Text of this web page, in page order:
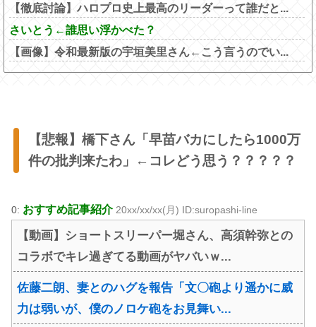
【徹底討論】ハロプロ史上最高のリーダーって誰だと...
さいとう←誰思い浮かべた？
【画像】令和最新版の宇垣美里さん←こう言うのでい...
【悲報】橋下さん「早苗バカにしたら1000万
件の批判来たわ」←コレどう思う？？？？？
0: おすすめ記事紹介20xx/xx/xx(月) ID:suropashi-line
【動画】ショートスリーパー堀さん、高須幹弥との
コラボでキレ過ぎてる動画がヤバいｗ...
佐藤二朗、妻とのハグを報告「文〇砲より遥かに威
力は弱いが、僕のノロケ砲をお見舞い...